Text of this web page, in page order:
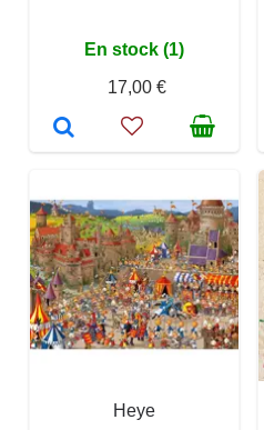
En stock (1)
17,00 €
Heye